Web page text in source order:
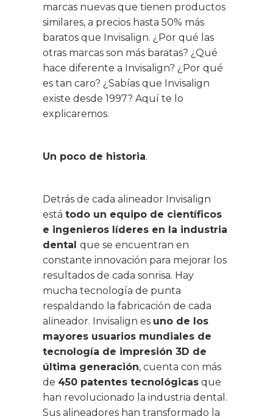
marcas nuevas que tienen productos
similares, a precios hasta 50% más
baratos que Invisalign. ¿Por qué las
otras marcas son más baratas? ¿Qué
hace diferente a Invisalign? ¿Por qué
es tan caro? ¿Sabías que Invisalign
existe desde 1997? Aquí te lo
explicaremos.
Un poco de historia.
Detrás de cada alineador Invisalign
está todo un equipo de científicos
e ingenieros líderes en la industria
dental que se encuentran en
constante innovación para mejorar los
resultados de cada sonrisa. Hay
mucha tecnología de punta
respaldando la fabricación de cada
alineador. Invisalign es uno de los
mayores usuarios mundiales de
tecnología de impresión 3D de
última generación, cuenta con más
de 450 patentes tecnológicas que
han revolucionado la industria dental.
Sus alineadores han transformado la